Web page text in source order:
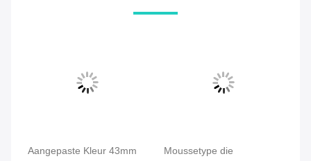
Aangepaste Kleur 43mm
Moussetype die